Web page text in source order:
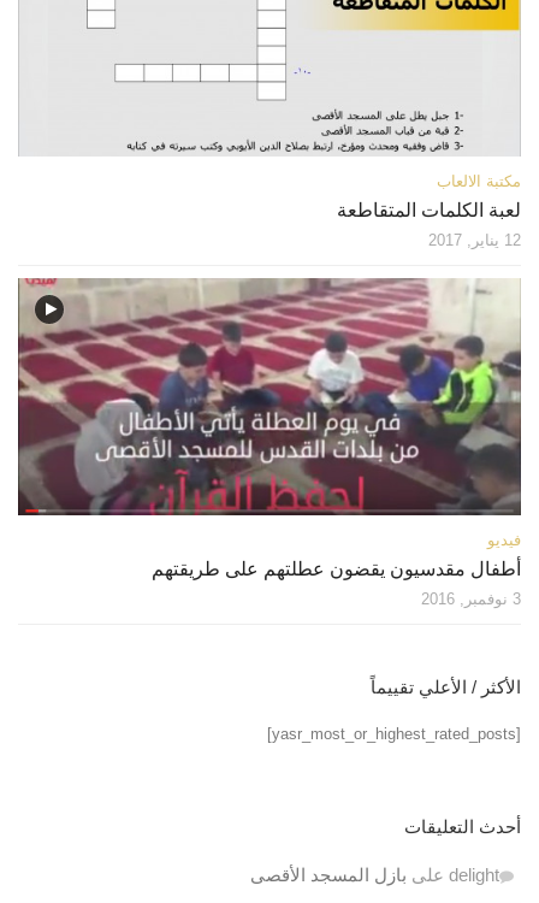
قصص
اتصل بنا
الموقع الأم
مكتبة الالعاب
لعبة الكلمات المتقاطعة
12 يناير, 2017
فيديو
أطفال مقدسيون يقضون عطلتهم على طريقتهم
3 نوفمبر, 2016
الأكثر / الأعلي تقييماً
[yasr_most_or_highest_rated_posts]
أحدث التعليقات
delight على بازل المسجد الأقصى